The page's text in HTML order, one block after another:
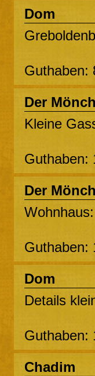
Dom
Guthaben:
Der
Kleine
Guthaben:
Der
Guthaben:
Dom
Details
Guthaben:
Chadim